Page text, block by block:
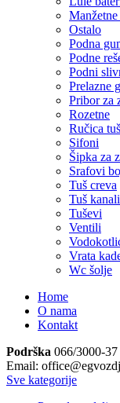
Ostalo
Podna
Podne
Podni
Prelazne
Pribor za
Rozetne
Ručica
Sifoni
Šipka za
Srafovi
Tuš creva
Tuš
Tuševi
Ventili
Vrata
Wc šolje
Home
O nama
Kontakt
Podrška 066/3000-37
Email:
Sve kategorije